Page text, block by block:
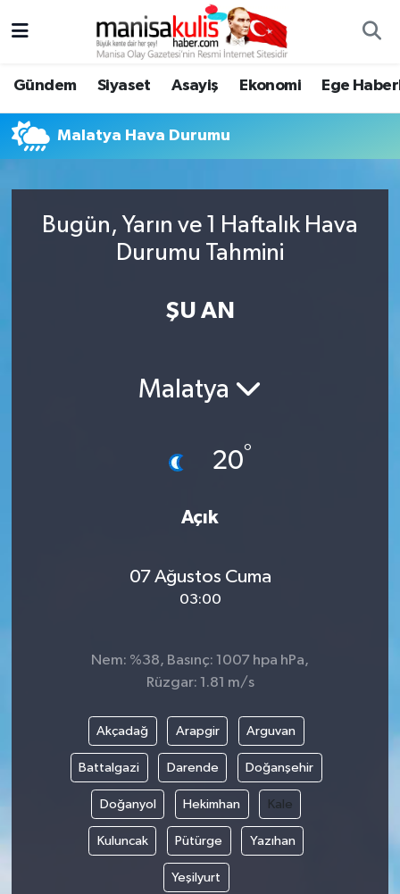
Gündem Siyaset Asayiş Ekonomi Ege
Malatya Hava Durumu
Bugün, Yarın ve 1 Haftalık Hava
Durumu Tahmini
ŞU AN
Malatya
20°
Açık
07 Ağustos Cuma
03:00
Nem: %38, Basınç: 1007 hpa hPa,
Rüzgar: 1.81 m/s
Akçadağ Arapgir Arguvan
Battalgazi Darende Doğanşehir
Doğanyol Hekimhan Kale
Kuluncak Pütürge Yazıhan
Yeşilyurt
Ege Haberleri
Ekonomi
Yunusemre Hava Durumu
Yunusemre Trafik Yoğunluk Haritası
Tüm Manşetler